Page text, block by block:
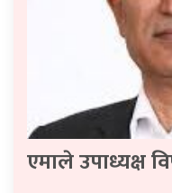
एमाले उपाध्यक्ष